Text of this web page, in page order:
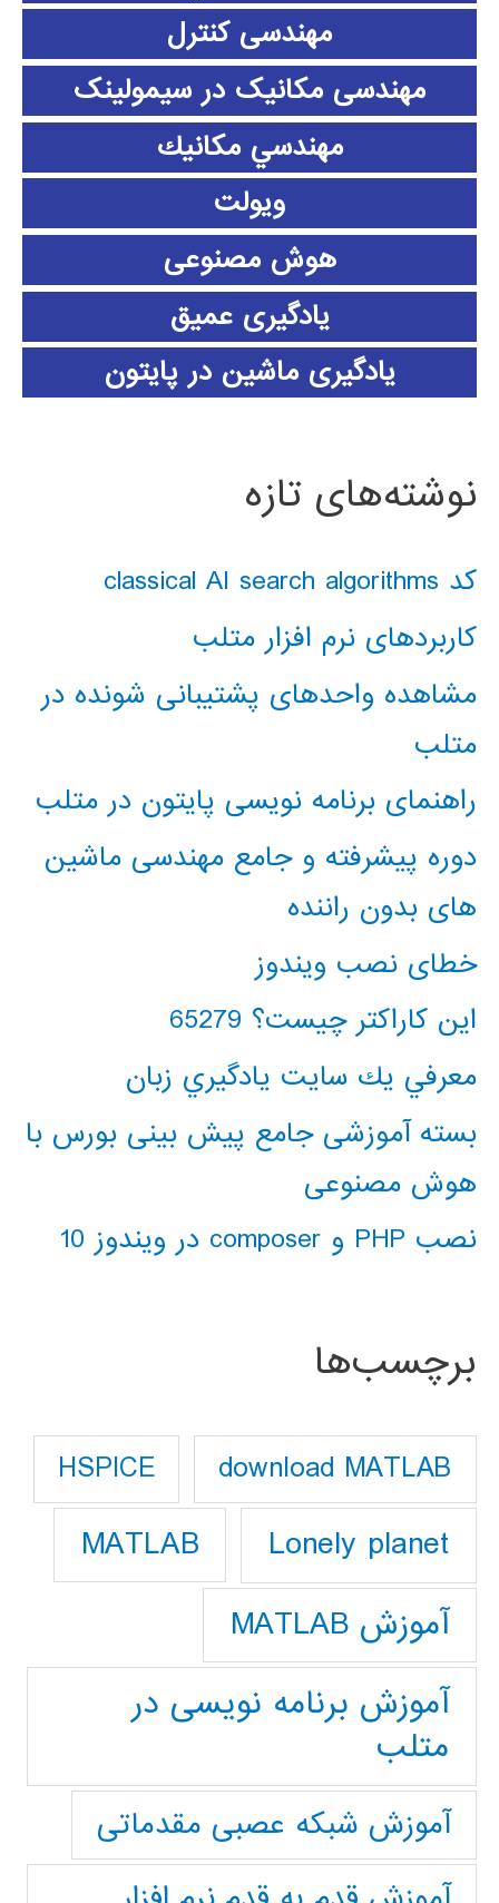
مهندسی کنترل
مهندسی مکانیک در سیمولینک
مهندسي مكانيك
ویولت
هوش مصنوعی
یادگیری عمیق
یادگیری ماشین در پایتون
نوشته‌های تازه
کد classical AI search algorithms
کاربردهای نرم افزار متلب
مشاهده واحدهای پشتیبانی شونده در
متلب
راهنمای برنامه نویسی پایتون در متلب
دوره پیشرفته و جامع مهندسی ماشین
های بدون راننده
خطای نصب ویندوز
این کاراکتر چیست؟ 65279
معرفي يك سايت يادگيري زبان
بسته آموزشی جامع پیش بینی بورس با
هوش مصنوعی
نصب PHP و composer در ویندوز 10
برچسب‌ها
download MATLAB
HSPICE
Lonely planet
MATLAB
آموزش MATLAB
آموزش برنامه نویسی در
متلب
آموزش شبکه عصبی مقدماتی